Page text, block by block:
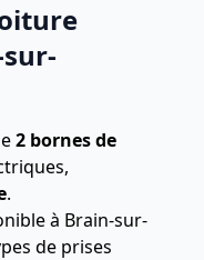
2 bornes de
.
à Brain-sur-
de prises